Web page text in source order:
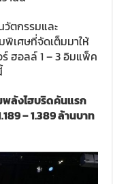
ตกรรมและ
พิเศษที่จัดเต็มมาให้
ฮอลล์ 1 – 3 อิมแพ็ค
พลังไฮบริดคันแรก
– 1.389ล้านบาท